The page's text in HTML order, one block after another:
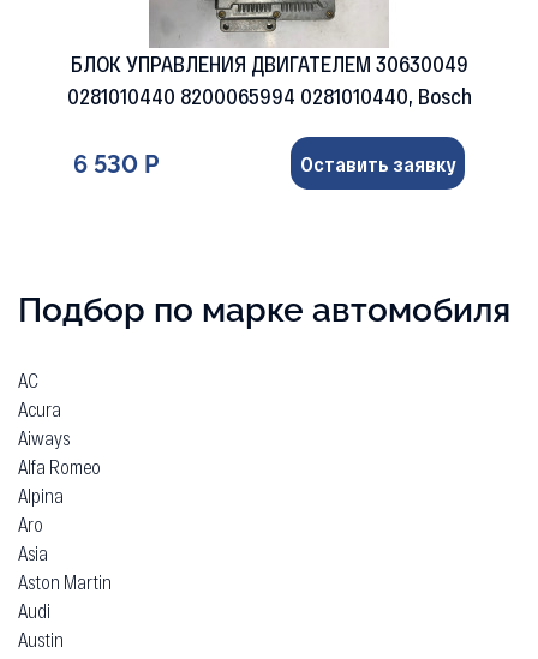
БЛОК УПРАВЛЕНИЯ ДВИГАТЕЛЕМ 30630049
0281010440 8200065994 0281010440, Bosch
6 530 Р Оставить заявку
Подбор по марке автомобиля
AC
Acura
Aiways
Alfa Romeo
Alpina
Aro
Asia
Aston Martin
Audi
Austin